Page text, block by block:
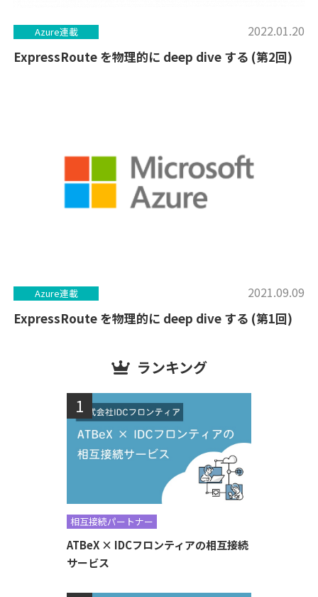
Azure連載 2022.01.20
ExpressRoute を物理的に deep dive する (第2回)
Azure連載 2021.09.09
ExpressRoute を物理的に deep dive する (第1回)
ランキング
相互接続パートナー
ATBeX × IDCフロンティアの相互接続
サービス